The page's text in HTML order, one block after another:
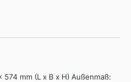
mm (L x B x H) Außenmaß: